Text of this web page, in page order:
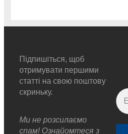
Підпишіться, щоб
отримувати першими
статті на свою поштову
скриньку.
Ми не розсилаємо
спам! Ознайомтеся з